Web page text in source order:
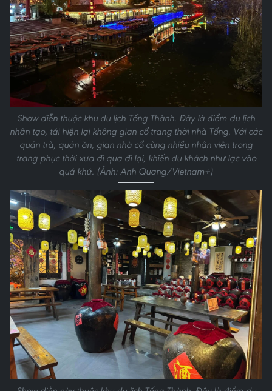
Show diễn thuộc khu du lịch Tống Thành. Đây là điểm du lịch
nhân tạo, tái hiện lại không gian cổ trang thời nhà Tống. Với các
quán trà, quán ăn, gian nhà cổ cùng nhiều nhân viên trong
trang phục thời xưa đi qua đi lại, khiến du khách như lạc vào
quá khứ. (Ảnh: Anh Quang/Vietnam+)